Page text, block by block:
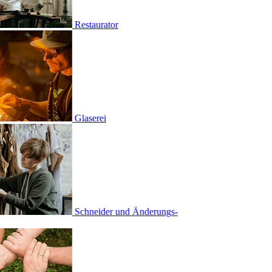
und Änderungs­